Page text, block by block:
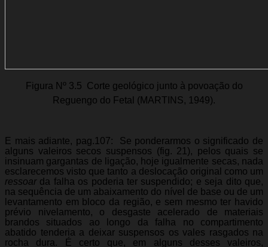
Figura Nº 3.5  Corte geológico junto à povoação do
Reguengo do Fetal (MARTINS, 1949).
E mais adiante, pag.107:  Se ponderarmos o significado de
alguns valeiros secos suspensos (fig. 21), pelos quais se
insinuam gargantas de ligação, hoje igualmente secas, nada
esclarecemos visto que tanto a deslocação original como um
ressoarda falha os poderia ter suspendido; e seja dito que,
na sequência de um abaixamento do nível de base ou de um
levantamento em bloco da região, e sem mesmo ter havido
prévio nivelamento, o desgaste acelerado de materiais
brandos situados ao longo da falha no compartimento
abatido tenderia a deixar suspensos os vales rasgados na
rocha dura. É certo que, em alguns desses valeiros,